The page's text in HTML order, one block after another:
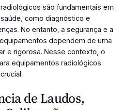
são fundamentais em
como diagnóstico e
No entanto, a segurança e a
dependem de uma
e rigorosa. Nesse contexto, o
equipamentos radiológicos
de Laudos,